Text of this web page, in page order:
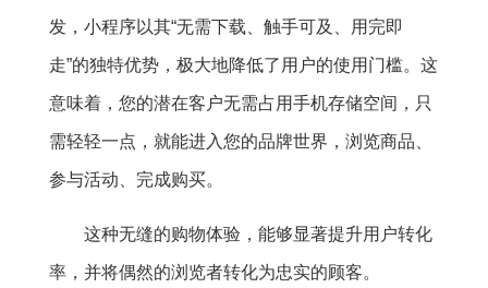
发，小程序以其“无需下载、触手可及、用完即
走”的独特优势，极大地降低了用户的使用门槛。这
意味着，您的潜在客户无需占用手机存储空间，只
需轻轻一点，就能进入您的品牌世界，浏览商品、
参与活动、完成购买。
这种无缝的购物体验，能够显著提升用户转化
率，并将偶然的浏览者转化为忠实的顾客。